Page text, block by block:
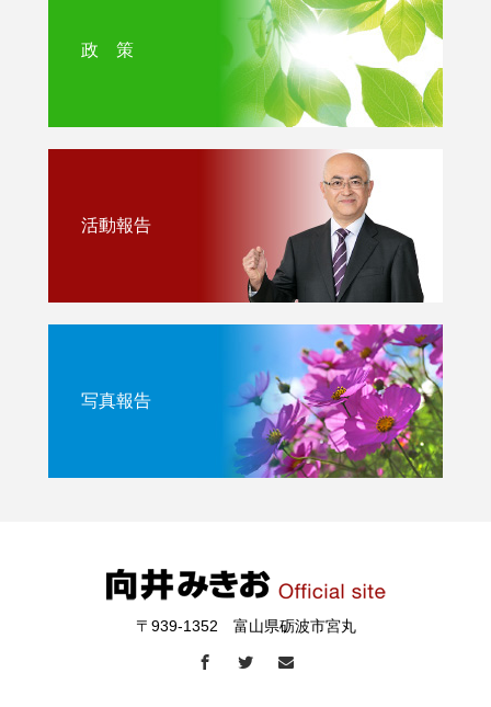
政 策
活動報告
写真報告
〒939-1352 富山県砺波市宮丸